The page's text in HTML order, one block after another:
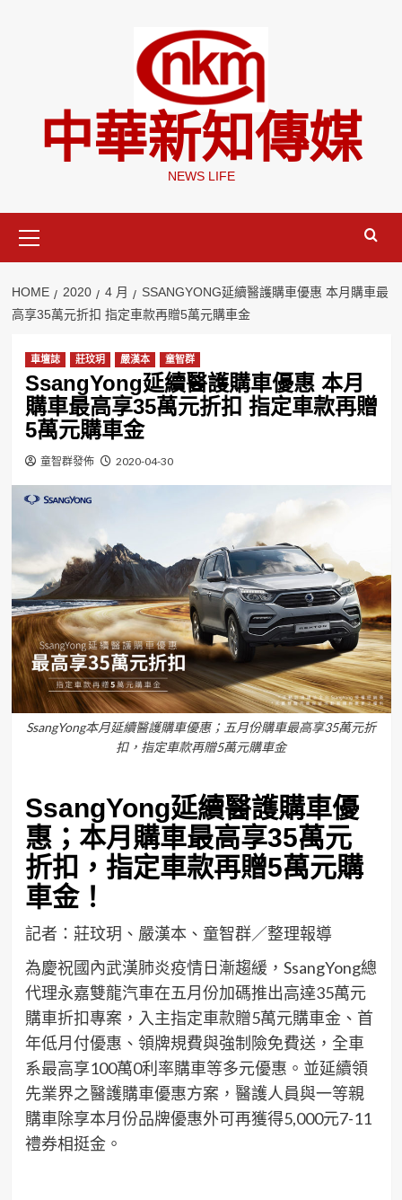
中華新知傳媒
NEWS LIFE
Menu
HOME 2020 4 月
SSANGYONG延續醫護購車優惠 本月購車最
高享35萬元折扣 指定車款再贈5萬元購車金
車壇誌 莊玟玥 嚴漢本 童智群
SsangYong延續醫護購車優惠 本月
購車最高享35萬元折扣 指定車款再贈
5萬元購車金
童智群發佈 2020-04-30
SsangYong本月延續醫護購車優惠；五月份購車最高享35萬元折
扣，指定車款再贈5萬元購車金
SsangYong延續醫護購車優
惠；本月購車最高享35萬元
折扣，指定車款再贈5萬元購
車金！
記者：莊玟玥、嚴漢本、童智群／整理報導
為慶祝國內武漢肺炎疫情日漸趨緩，SsangYong總
代理永嘉雙龍汽車在五月份加碼推出高達35萬元
購車折扣專案，入主指定車款贈5萬元購車金、首
年低月付優惠、領牌規費與強制險免費送，全車
系最高享100萬0利率購車等多元優惠。並延續領
先業界之醫護購車優惠方案，醫護人員與一等親
購車除享本月份品牌優惠外可再獲得5,000元7-11
禮券相挺金。